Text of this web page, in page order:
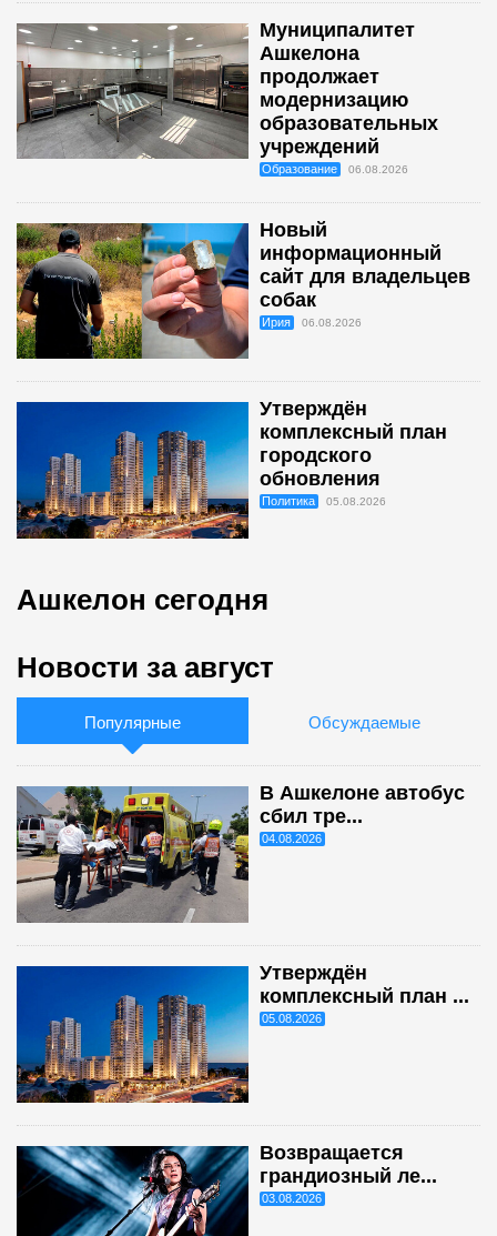
Муниципалитет
Ашкелона
продолжает
модернизацию
образовательных
учреждений
Образование 06.08.2026
Новый
информационный
сайт для владельцев
собак
Ирия 06.08.2026
Утверждён
комплексный план
городского
обновления
Политика 05.08.2026
Ашкелон сегодня
Новости за август
Популярные Обсуждаемые
В Ашкелоне автобус
сбил тре...
04.08.2026
Утверждён
комплексный план ...
05.08.2026
Возвращается
грандиозный ле...
03.08.2026